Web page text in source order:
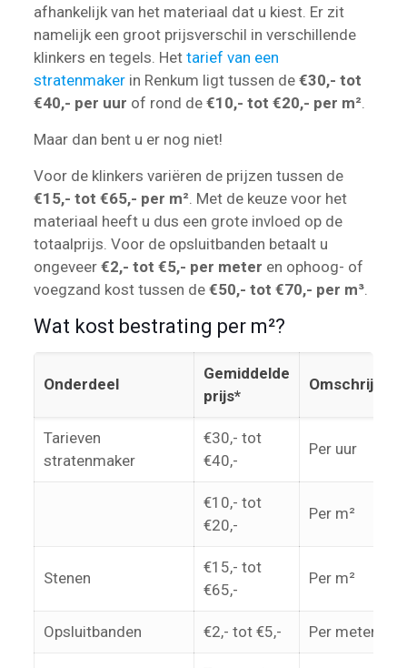
afhankelijk van het materiaal dat u kiest. Er zit
namelijk een groot prijsverschil in verschillende
klinkers en tegels. Het tarief van een
stratenmakerin Renkum ligt tussen de €30,- tot
€40,- per uur of rond de €10,- tot €20,- per m².
Maar dan bent u er nog niet!
Voor de klinkers variëren de prijzen tussen de
€15,- tot €65,- per m². Met de keuze voor het
materiaal heeft u dus een grote invloed op de
totaalprijs. Voor de opsluitbanden betaalt u
ongeveer €2,- tot €5,- per meter en ophoog- of
voegzand kost tussen de €50,- tot €70,- per m³.
Wat kost bestrating per m²?
Onderdeel
Gemiddelde
prijs*
Omschrijving
Tarieven
stratenmaker
€30,- tot
€40,-
Per uur
€10,- tot
€20,-
Per m²
Stenen
€15,- tot
€65,-
Per m²
Opsluitbanden €2,- tot €5,- Per meter